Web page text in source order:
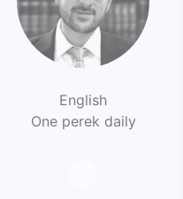
English
One perek daily